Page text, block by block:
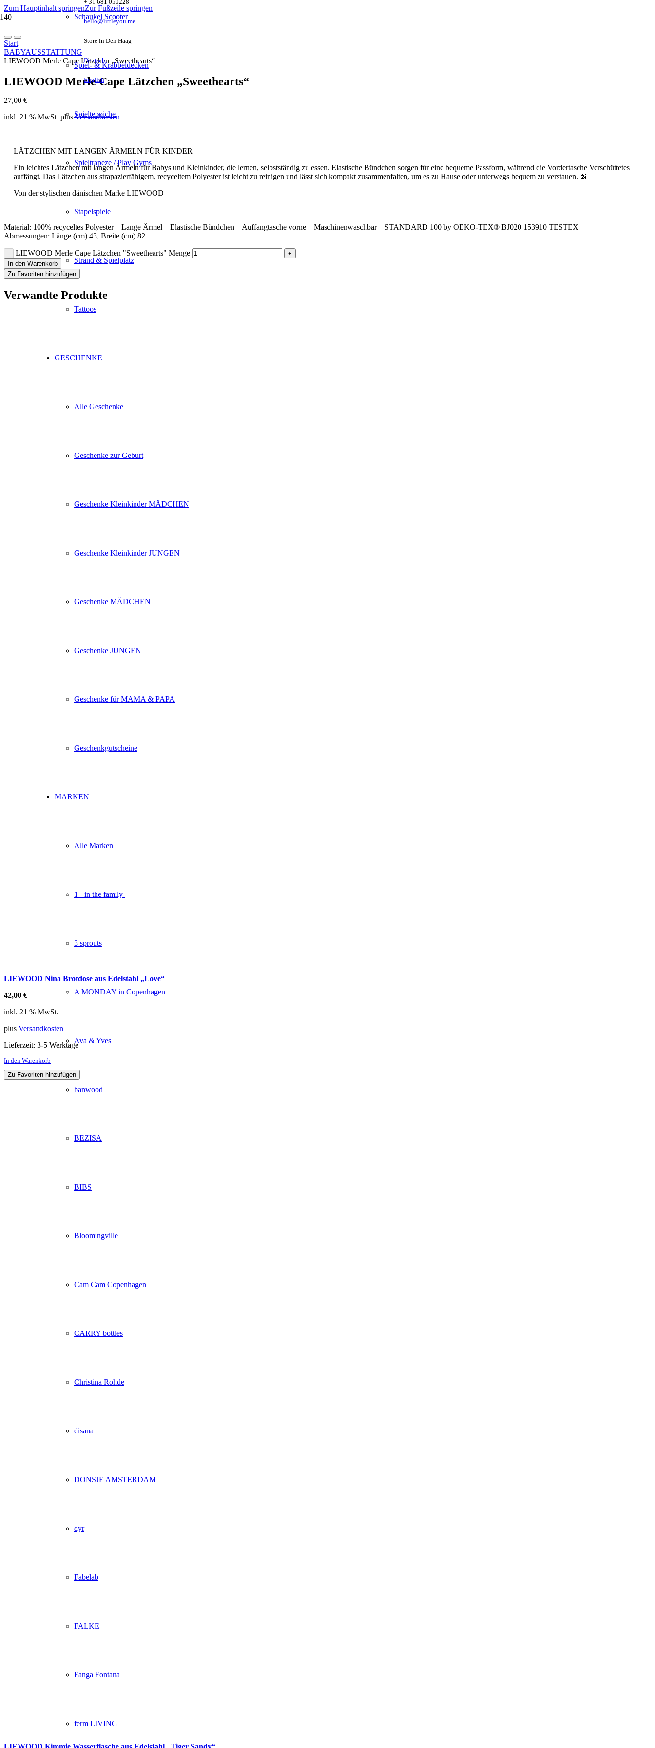
Zum Hauptinhalt springenZur Fußzeile springen
+ 31 681 050228
hello@littleyou.me
Store in Den Haag
Deutsch
English
Schaukel Scooter
Spiel- & Krabbeldecken
Spielteppiche
Spieltrapeze / Play Gyms
Stapelspiele
Strand & Spielplatz
Tattoos
GESCHENKE
Alle Geschenke
Geschenke zur Geburt
Geschenke Kleinkinder MÄDCHEN
Geschenke Kleinkinder JUNGEN
Geschenke MÄDCHEN
Geschenke JUNGEN
Geschenke für MAMA & PAPA
Geschenkgutscheine
MARKEN
Alle Marken
1+ in the family
3 sprouts
A MONDAY in Copenhagen
Ava & Yves
banwood
BEZISA
BIBS
Bloomingville
Cam Cam Copenhagen
CARRY bottles
Christina Rohde
disana
DONSJE AMSTERDAM
dyr
Fabelab
FALKE
Fanga Fontana
ferm LIVING
Start
BABYAUSSTATTUNG
LIEWOOD Merle Cape Lätzchen „Sweethearts“
LIEWOOD Merle Cape Lätzchen „Sweethearts“
27,00 €
inkl. 21 % MwSt. plusVersandkosten
LÄTZCHEN MIT LANGEN ÄRMELN FÜR KINDER
Ein leichtes Lätzchen mit langen Ärmeln für Babys und Kleinkinder, die lernen, selbstständig zu essen. Elastische Bündchen sorgen für eine bequeme Passform, während die Vordertasche Verschüttetes
auffängt. Das Lätzchen aus strapazierfähigem, recyceltem Polyester ist leicht zu reinigen und lässt sich kompakt zusammenfalten, um es zu Hause oder unterwegs bequem zu verstauen. 🍌
Von der stylischen dänischen Marke LIEWOOD
Material: 100% recyceltes Polyester – Lange Ärmel – Elastische Bündchen – Auffangtasche vorne – Maschinenwaschbar – STANDARD 100 by OEKO-TEX® BJ020 153910 TESTEX
Abmessungen: Länge (cm) 43, Breite (cm) 82.
LIEWOOD Merle Cape Lätzchen "Sweethearts" Menge
In den Warenkorb
Zu Favoriten hinzufügen
Verwandte Produkte
LIEWOOD Nina Brotdose aus Edelstahl „Love“
42,00 €
inkl. 21 % MwSt.
plus Versandkosten
Lieferzeit: 3-5 Werktage
In den Warenkorb
Zu Favoriten hinzufügen